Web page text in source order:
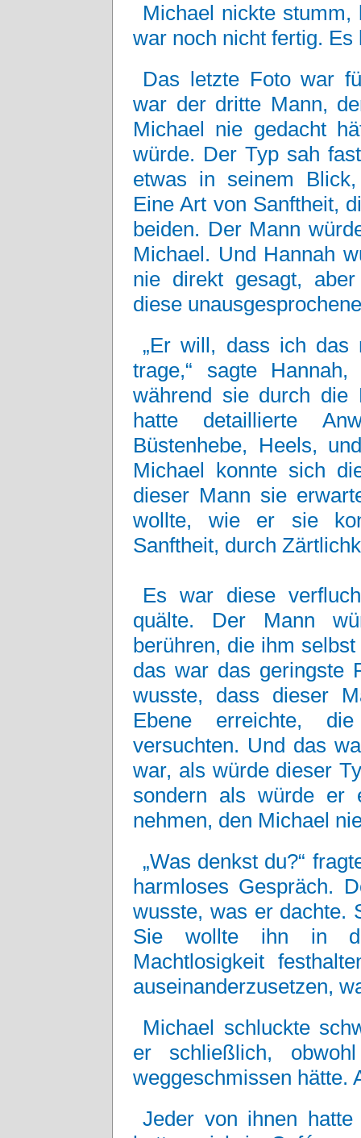
Michael nickte
war noch nicht fertig.
Das letzte Foto war
war der dritte Mann,
Michael nie gedacht
würde. Der Typ sah
etwas in seinem
Eine Art von Sanftheit,
beiden. Der Mann
Michael. Und Hannah
nie direkt gesagt,
diese
„Er will, dass ich das
trage,“ sagte
während sie durch die
hatte detaillierte
Büstenhebe, Heels,
Michael konnte sich
dieser Mann sie
wollte, wie er sie
Sanftheit, durch
Es war diese
quälte. Der Mann
berühren, die ihm
das war das geringste
wusste, dass dieser
Ebene erreichte,
versuchten. Und das
war, als würde dieser
sondern als würde er
nehmen, den Michael
„Was denkst du?“
harmloses Gespräch.
wusste, was er dachte.
Sie wollte ihn in
Machtlosigkeit
auseinanderzusetzen,
Michael schluckte
er schließlich,
weggeschmissen hätte.
Jeder von ihnen